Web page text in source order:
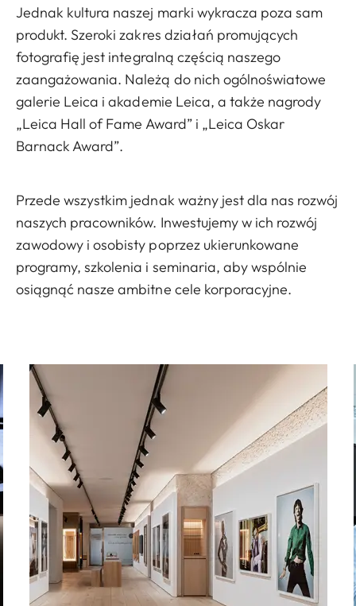
Jednak kultura naszej marki wykracza poza sam
produkt. Szeroki zakres działań promujących
fotografię jest integralną częścią naszego
zaangażowania. Należą do nich ogólnoświatowe
galerie Leica i akademie Leica, a także nagrody
„Leica Hall of Fame Award” i „Leica Oskar
Barnack Award”.
Przede wszystkim jednak ważny jest dla nas rozwój
naszych pracowników. Inwestujemy w ich rozwój
zawodowy i osobisty poprzez ukierunkowane
programy, szkolenia i seminaria, aby wspólnie
osiągnąć nasze ambitne cele korporacyjne.